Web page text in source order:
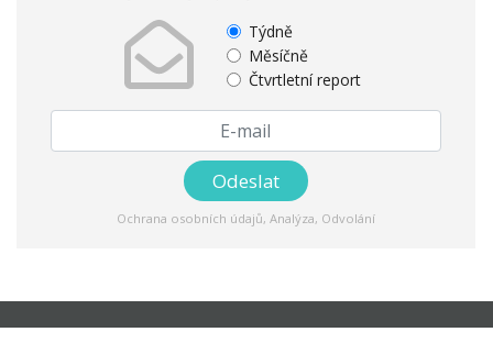
Týdně
Měsíčně
Čtvrtletní report
Ochrana osobních údajů, Analýza, Odvolání